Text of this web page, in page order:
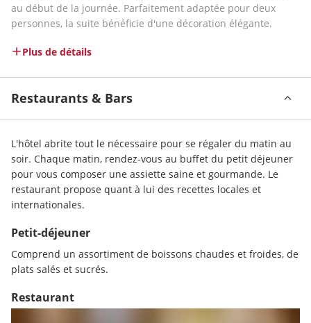
au début de la journée. Parfaitement adaptée pour deux
personnes, la suite bénéficie d'une décoration élégante.
Plus de détails
Restaurants & Bars
L'hôtel abrite tout le nécessaire pour se régaler du matin au
soir. Chaque matin, rendez-vous au buffet du petit déjeuner
pour vous composer une assiette saine et gourmande. Le
restaurant propose quant à lui des recettes locales et
internationales.
Petit-déjeuner
Comprend un assortiment de boissons chaudes et froides, de
plats salés et sucrés.
Restaurant